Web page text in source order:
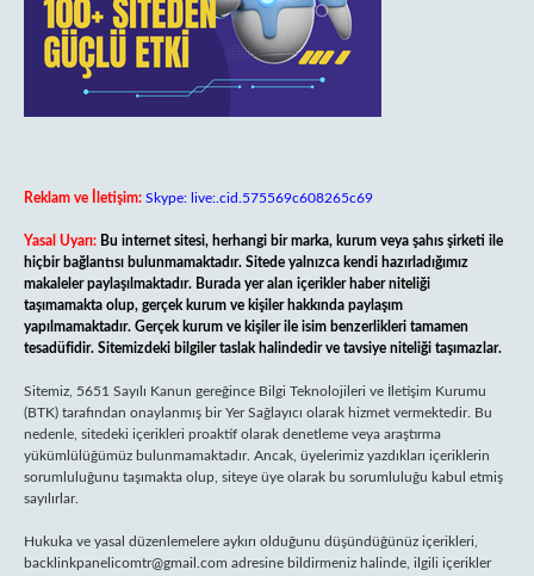
Reklam ve İletişim: Skype: live:.cid.575569c608265c69
Yasal Uyarı: Bu internet sitesi, herhangi bir marka, kurum veya şahıs şirketi ile
hiçbir bağlantısı bulunmamaktadır. Sitede yalnızca kendi hazırladığımız
makaleler paylaşılmaktadır. Burada yer alan içerikler haber niteliği
taşımamakta olup, gerçek kurum ve kişiler hakkında paylaşım
yapılmamaktadır. Gerçek kurum ve kişiler ile isim benzerlikleri tamamen
tesadüfidir. Sitemizdeki bilgiler taslak halindedir ve tavsiye niteliği taşımazlar.
Sitemiz, 5651 Sayılı Kanun gereğince Bilgi Teknolojileri ve İletişim Kurumu
(BTK) tarafından onaylanmış bir Yer Sağlayıcı olarak hizmet vermektedir. Bu
nedenle, sitedeki içerikleri proaktif olarak denetleme veya araştırma
yükümlülüğümüz bulunmamaktadır. Ancak, üyelerimiz yazdıkları içeriklerin
sorumluluğunu taşımakta olup, siteye üye olarak bu sorumluluğu kabul etmiş
sayılırlar.
Hukuka ve yasal düzenlemelere aykırı olduğunu düşündüğünüz içerikleri,
backlinkpanelicomtr@gmail.com adresine bildirmeniz halinde, ilgili içerikler